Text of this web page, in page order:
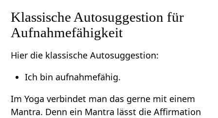
Klassische Autosuggestion für
Aufnahmefähigkeit
Hier die klassische Autosuggestion:
Ich bin aufnahmefähig.
Im Yoga verbindet man das gerne mit einem
Mantra. Denn ein Mantra lässt die Affirmation